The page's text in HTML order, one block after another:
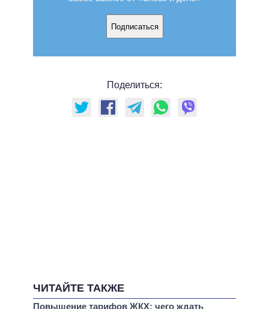
Подписаться
Поделиться:
ЧИТАЙТЕ ТАКЖЕ
Повышение тарифов ЖКХ: чего ждать